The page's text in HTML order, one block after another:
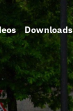
Downloads